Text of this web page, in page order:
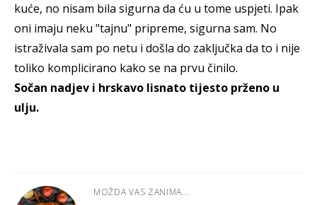
kuće, no nisam bila sigurna da ću u tome uspjeti. Ipak
oni imaju neku "tajnu" pripreme, sigurna sam. No
istraživala sam po netu i došla do zaključka da to i nije
toliko komplicirano kako se na prvu činilo.
Sočan nadjev i hrskavo lisnato tijesto prženo u
ulju.
MOŽDA VAS ZANIMA...